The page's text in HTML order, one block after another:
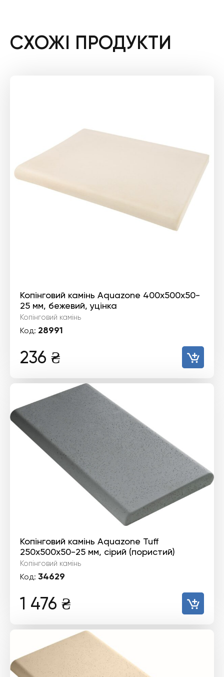
СХОЖІ ПРОДУКТИ
Копінговий камінь Aquazone 400x500x50-
25 мм, бежевий, уцінка
Копінговий камінь
Код: 28991
236 ₴
Копінговий камінь Aquazone Tuff
250x500x50-25 мм, сірий (пористий)
Копінговий камінь
Код: 34629
1 476 ₴